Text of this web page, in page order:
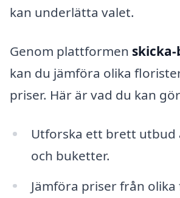
kan underlätta valet.
Genom plattformen
kan du jämföra olika
priser. Här är vad du kan
Utforska ett brett utbud
och buketter.
Jämföra priser från